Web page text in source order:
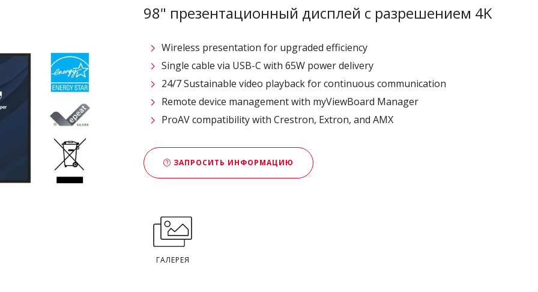
98" презентационный дисплей с разрешением 4K
Wireless presentation for upgraded efficiency ​
Single cable via USB-C with 65W power delivery​
24/7 Sustainable video playback for continuous communication ​
Remote device management with myViewBoard Manager ​
ProAV compatibility with Crestron, Extron, and AMX​
ЗАПРОСИТЬ ИНФОРМАЦИЮ
ГАЛЕРЕЯ